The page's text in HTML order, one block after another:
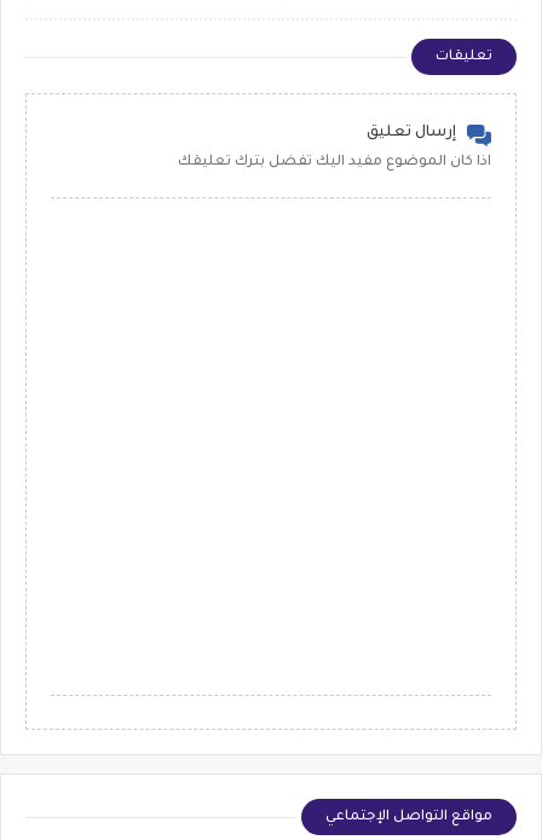
تعليقات
إرسال تعليق
اذا كان الموضوع مفيد اليك تفضل بترك تعليقك
مواقع التواصل الإجتماعي